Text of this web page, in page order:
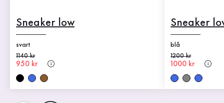
Sneaker low
svart
Gammalt pris
1140 kr
Nytt pris
950 kr
Sneaker
blå
Gammalt pris
1200 kr
Nytt pris
1000 kr